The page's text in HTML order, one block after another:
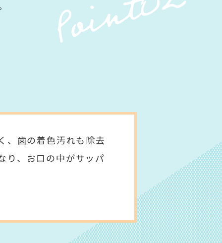
、歯の着色汚れも除去
り、お口の中がサッパ